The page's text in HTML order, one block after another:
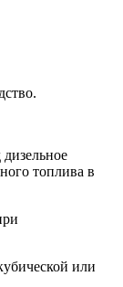
топлива в
или